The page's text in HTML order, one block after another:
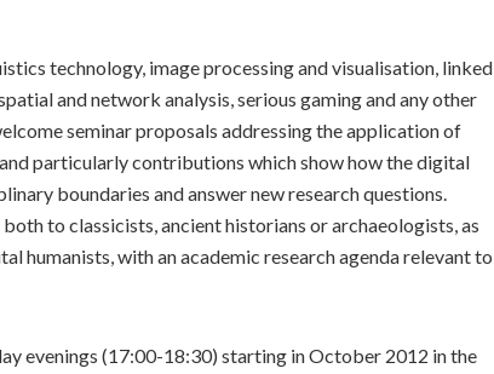
technology, image processing and visualisation, linked
and network analysis, serious gaming and any other
seminar proposals addressing the application of
particularly contributions which show how the digital
boundaries and answer new research questions.
to classicists, ancient historians or archaeologists, as
humanists, with an academic research agenda relevant to
evenings (17:00-18:30) starting in October 2012 in the